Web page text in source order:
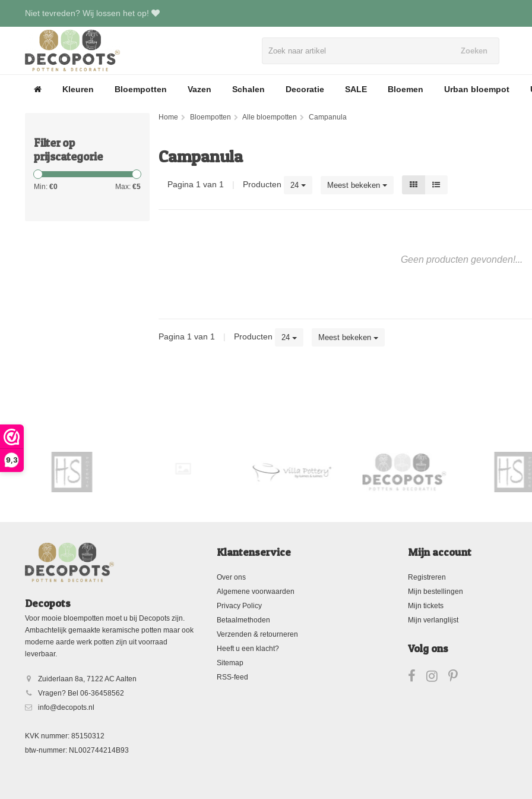
9,3
Niet tevreden? Wij lossen het op!
Zoeken
Kleuren Bloempotten Vazen Schalen Decoratie SALE Bloemen Urban bloempot
Filter op
prijscategorie
Min: €0 Max: €5
Home Bloempotten Alle bloempotten Campanula
Campanula
Pagina 1 van 1 | Producten 24 Meest bekeken
Geen producten gevonden!...
Pagina 1 van 1 | Producten 24 Meest bekeken
Decopots
Voor mooie bloempotten moet u bij Decopots zijn.
Ambachtelijk gemaakte keramische potten maar ook
moderne aarde werk potten zijn uit voorraad
leverbaar.
Zuiderlaan 8a, 7122 AC Aalten
Vragen? Bel 06-36458562
info@decopots.nl
KVK nummer: 85150312
btw-nummer: NL002744214B93
Klantenservice
Over ons
Algemene voorwaarden
Privacy Policy
Betaalmethoden
Verzenden & retourneren
Heeft u een klacht?
Sitemap
RSS-feed
Mijn account
Registreren
Mijn bestellingen
Mijn tickets
Mijn verlanglijst
Volg ons